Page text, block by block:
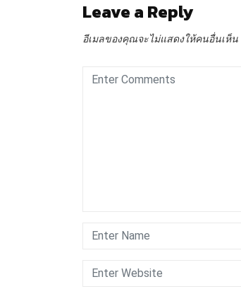
Leave a Reply
อีเมลของคุณจะไม่แสดงให้คนอื่นเห็น